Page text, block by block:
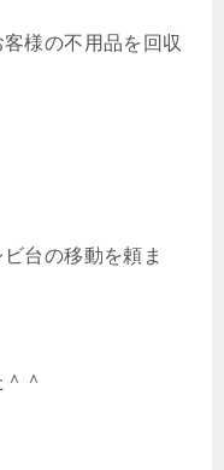
様の不用品を回収
台の移動を頼ま
＾